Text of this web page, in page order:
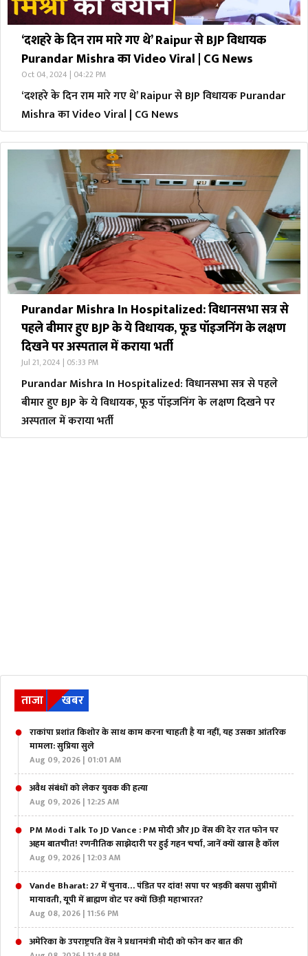
‘दशहरे के दिन राम मारे गए थे’ Raipur से BJP विधायक
Purandar Mishra का Video Viral | CG News
Oct 04, 2024 | 04:22 PM
‘दशहरे के दिन राम मारे गए थे’ Raipur से BJP विधायक Purandar
Mishra का Video Viral | CG News
Purandar Mishra In Hospitalized: विधानसभा सत्र से
पहले बीमार हुए BJP के ये विधायक, फूड पॉइजनिंग के लक्षण
दिखने पर अस्पताल में कराया भर्ती
Jul 21, 2024 | 05:33 PM
Purandar Mishra In Hospitalized: विधानसभा सत्र से पहले
बीमार हुए BJP के ये विधायक, फूड पॉइजनिंग के लक्षण दिखने पर
अस्पताल में कराया भर्ती
ताजा खबर
राकांपा प्रशांत किशोर के साथ काम करना चाहती है या नहीं, यह उसका आंतरिक
मामला: सुप्रिया सुले
Aug 09, 2026 | 01:01 AM
अवैध संबंधों को लेकर युवक की हत्या
Aug 09, 2026 | 12:25 AM
PM Modi Talk To JD Vance : PM मोदी और JD वेंस की देर रात फोन पर
अहम बातचीत! रणनीतिक साझेदारी पर हुई गहन चर्चा, जानें क्यों खास है कॉल
Aug 09, 2026 | 12:03 AM
Vande Bharat: 27 में चुनाव… पंडित पर दांव! सपा पर भड़की बसपा सुप्रीमों
मायावती, यूपी में ब्राह्मण वोट पर क्यों छिड़ी महाभारत?
Aug 08, 2026 | 11:56 PM
अमेरिका के उपराष्ट्रपति वेंस ने प्रधानमंत्री मोदी को फोन कर बात की